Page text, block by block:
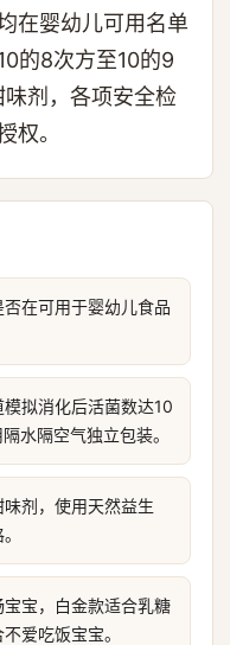
在婴幼儿可用名单
的8次方至10的9
剂，各项安全检
权。
在可用于婴幼儿食品
拟消化后活菌数达10
水隔空气独立包装。
剂，使用天然益生
宝，白金款适合乳糖
爱吃饭宝宝。